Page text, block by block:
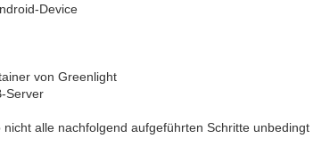
Device
von Greenlight
Server
alle nachfolgend aufgeführten Schritte unbedingt